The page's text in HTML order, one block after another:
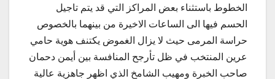
الخطوط باستثناء بعض المراكز التي قد يتم تاجيل
الحسم فيها الى الساعات الاخيرة من بينهما بالخصوص
حراسة المرمى حيث لا يزال الغموض يكتنف هوية حامي
عرين المنتخب في ظل تأرجح المنافسة بين أيمن دحمان
صاحب الخبرة ومهيب الشامخ الذي اظهر جاهزية عالية